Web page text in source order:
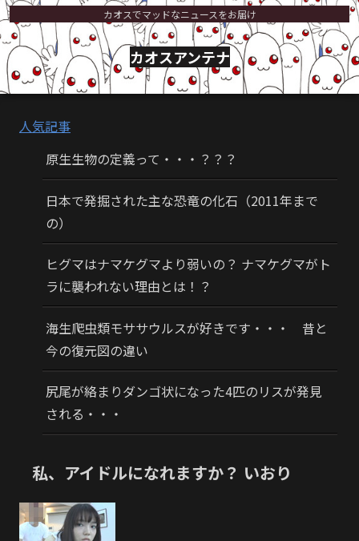
カオスでマッドなニュースをお届け
カオスアンテナ
人気記事
原生生物の定義って・・・？？？
日本で発掘された主な恐竜の化石（2011年まで
の）
ヒグマはナマケグマより弱いの？ ナマケグマがト
ラに襲われない理由とは！？
海生爬虫類モササウルスが好きです・・・ 昔と
今の復元図の違い
尻尾が絡まりダンゴ状になった4匹のリスが発見
される・・・
私、アイドルになれますか？ いおり